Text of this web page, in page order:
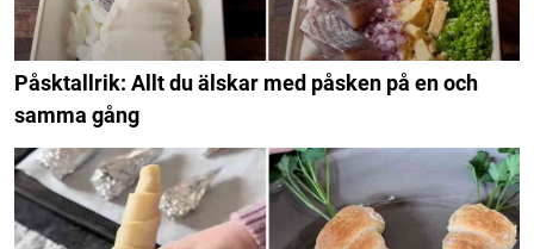
Påsktallrik: Allt du älskar med påsken på en och
samma gång